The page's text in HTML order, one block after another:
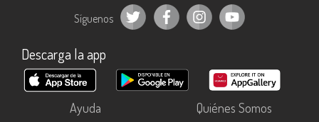
Síguenos
Descarga la app
Ayuda
Quiénes Somos